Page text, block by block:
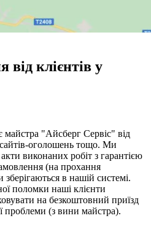
клієнтів у
майстра "Айсберг Сервіс" від
сайтів-оголошень тощо. Ми
виконаних робіт з гарантією
(на прохання
в нашій системі.
поломки наші клієнти
на безкоштовний приїзд
проблеми (з вини майстра).